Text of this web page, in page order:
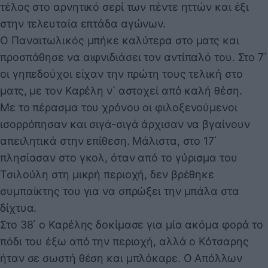
τέλος στο αρνητικό σερί των πέντε ηττών και έξι
στην τελευταία επτάδα αγώνων.
Ο Παναιτωλικός μπήκε καλύτερα στο ματς και
προσπάθησε να αιφνιδιάσει τον αντίπαλό του. Στο 7΄
οι γηπεδούχοι είχαν την πρώτη τους τελική στο
ματς, με τον Καρέλη ν΄ αστοχεί από καλή θέση.
Με το πέρασμα του χρόνου οι φιλοξενούμενοι
ισορρόπησαν και σιγά-σιγά άρχισαν να βγαίνουν
απειλητικά στην επίθεση. Μάλιστα, στο 17΄
πλησίασαν στο γκολ, όταν από το γύρισμα του
Τσιλούλη στη μικρή περιοχή, δεν βρέθηκε
συμπαίκτης του για να σπρώξει την μπάλα στα
δίχτυα.
Στο 38΄ ο Καρέλης δοκίμασε για μία ακόμα φορά το
πόδι του έξω από την περιοχή, αλλά ο Κότσαρης
ήταν σε σωστή θέση και μπλόκαρε. Ο Απόλλων